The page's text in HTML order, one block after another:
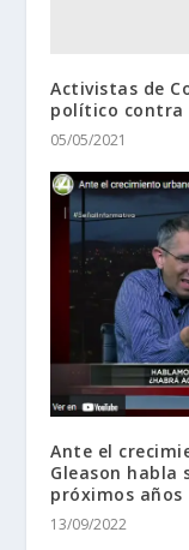
Activistas de
político contra
05/05/2021
Ante el
Gleason habla
próximos años
13/09/2022